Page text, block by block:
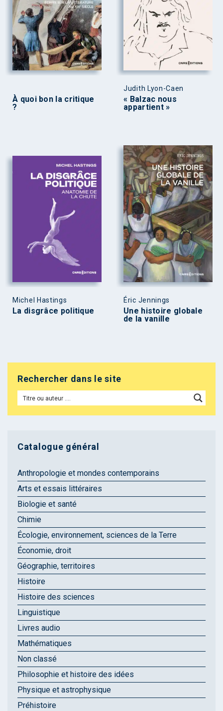
À quoi bon la critique
?
Judith Lyon-Caen
« Balzac nous
appartient »
Michel Hastings
La disgrâce politique
Éric Jennings
Une histoire globale
de la vanille
Rechercher dans le site
Catalogue général
Anthropologie et mondes contemporains
Arts et essais littéraires
Biologie et santé
Chimie
Écologie, environnement, sciences de la Terre
Économie, droit
Géographie, territoires
Histoire
Histoire des sciences
Linguistique
Livres audio
Mathématiques
Non classé
Philosophie et histoire des idées
Physique et astrophysique
Préhistoire